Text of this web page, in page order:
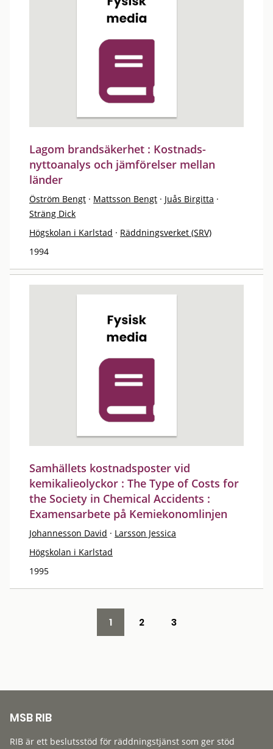
Lagom brandsäkerhet : Kostnads-
nyttoanalys och jämförelser mellan
länder
Öström Bengt · Mattsson Bengt · Juås Birgitta ·
Sträng Dick
Högskolan i Karlstad · Räddningsverket (SRV)
1994
Samhällets kostnadsposter vid
kemikalieolyckor : The Type of Costs for
the Society in Chemical Accidents :
Examensarbete på Kemiekonomlinjen
Johannesson David · Larsson Jessica
Högskolan i Karlstad
1995
1 2 3
MSB RIB
RIB är ett beslutsstöd för räddningstjänst som ger stöd